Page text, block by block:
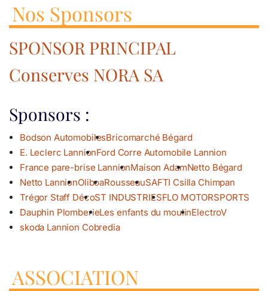
Nos Sponsors
SPONSOR PRINCIPAL
Conserves NORA SA
Sponsors :
Bodson AutomobilesBricomarché Bégard
E. Leclerc LannionFord Corre Automobile Lannion
France pare-brise LannionMaison AdamNetto Bégard
Netto LannionOliboaRousseauSAFTI Csilla Chimpan
Trégor Staff DécoST INDUSTRIESFLO MOTORSPORTS
Dauphin PlomberieLes enfants du moulinElectroV
skoda Lannion Cobredia
ASSOCIATION